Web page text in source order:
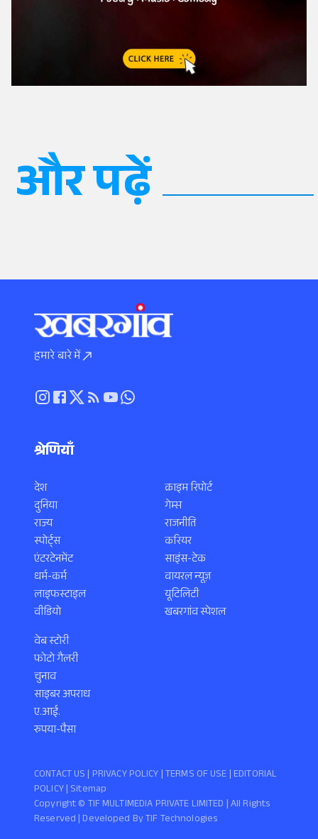
और पढ़ें
हमारे बारे में
श्रेणियाँ
देश
दुनिया
राज्य
स्पोर्ट्स
एंटरटेनमेंट
धर्म-कर्म
लाइफस्टाइल
वीडियो
क्राइम रिपोर्ट
गेम्स
राजनीति
करियर
साइंस-टेक
वायरल न्यूज़
यूटिलिटी
खबरगांव स्पेशल
वेब स्टोरी
फोटो गैलरी
चुनाव
साइबर अपराध
ए.आई.
रुपया-पैसा
Copyright ©️ TIF MULTIMEDIA PRIVATE LIMITED | All Rights
Reserved | Developed ByTIF Technologies
CONTACT US | PRIVACY POLICY |TERMS OF USE | EDITORIAL
POLICY| Sitemap